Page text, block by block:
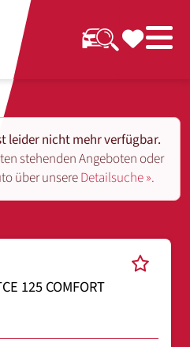
leider nicht mehr verfügbar.
stehenden Angeboten oder
über unsereDetailsuche ».
125 COMFORT